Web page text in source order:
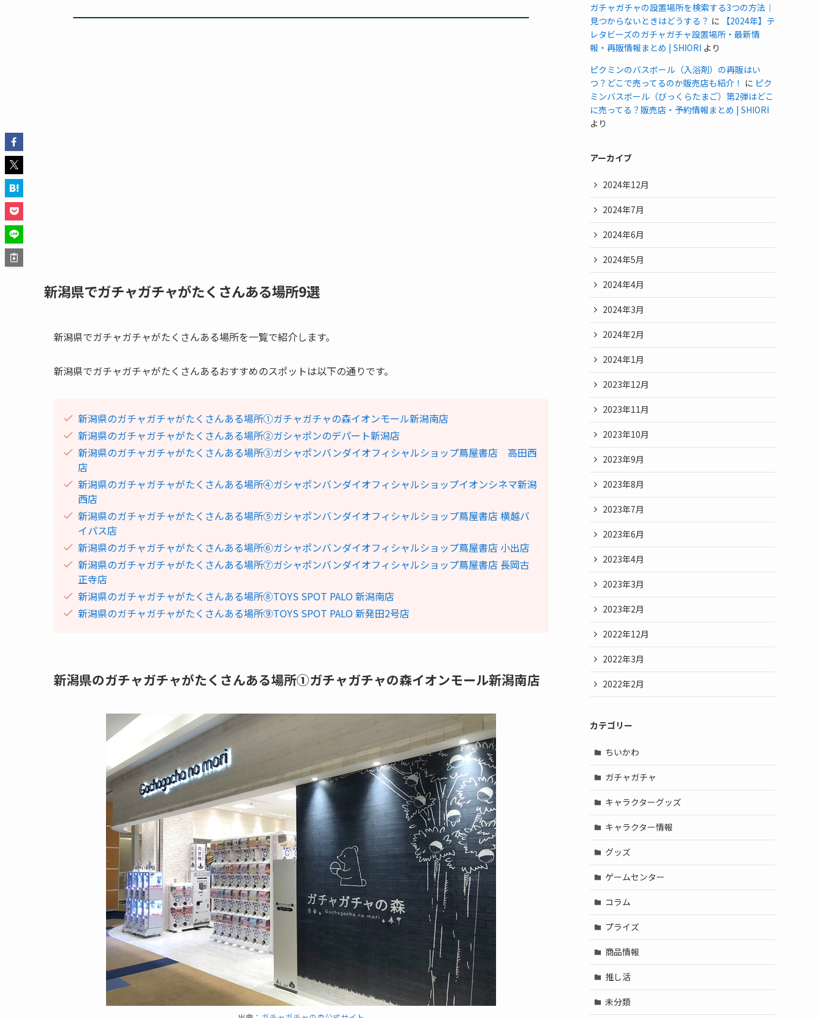
新潟県でガチャガチャがたくさんある場所9選
新潟県でガチャガチャがたくさんある場所を一覧で紹介します。
新潟県でガチャガチャがたくさんあるおすすめのスポットは以下の通りです。
新潟県のガチャガチャがたくさんある場所①ガチャガチャの森イオンモール新潟南店
新潟県のガチャガチャがたくさんある場所②ガシャポンのデパート新潟店
新潟県のガチャガチャがたくさんある場所③ガシャポンバンダイオフィシャルショップ蔦屋書店 高田西
店
新潟県のガチャガチャがたくさんある場所④ガシャポンバンダイオフィシャルショップイオンシネマ新潟
西店
新潟県のガチャガチャがたくさんある場所⑤ガシャポンバンダイオフィシャルショップ蔦屋書店 横越バ
イパス店
新潟県のガチャガチャがたくさんある場所⑥ガシャポンバンダイオフィシャルショップ蔦屋書店 小出店
新潟県のガチャガチャがたくさんある場所⑦ガシャポンバンダイオフィシャルショップ蔦屋書店 長岡古
正寺店
新潟県のガチャガチャがたくさんある場所⑧TOYS SPOT PALO 新潟南店
新潟県のガチャガチャがたくさんある場所⑨TOYS SPOT PALO 新発田2号店
新潟県のガチャガチャがたくさんある場所①ガチャガチャの森イオンモール新潟南店
ガチャガチャの設置場所を検索する3つの方法｜
見つからないときはどうする？ に
【2024年】テ
レタビーズのガチャガチャ設置場所・最新情
報・再販情報まとめ | SHIORI より
ピクミンのバスボール（入浴剤）の再販はい
つ？どこで売ってるのか販売店も紹介！ に ピク
ミンバスボール（びっくらたまご）第2弾はどこ
に売ってる？販売店・予約情報まとめ | SHIORI
より
アーカイブ
2024年12月
2024年7月
2024年6月
2024年5月
2024年4月
2024年3月
2024年2月
2024年1月
2023年12月
2023年11月
2023年10月
2023年9月
2023年8月
2023年7月
2023年6月
2023年4月
2023年3月
2023年2月
2022年12月
2022年3月
2022年2月
カテゴリー
ちいかわ
ガチャガチャ
キャラクターグッズ
キャラクター情報
グッズ
ゲームセンター
コラム
プライズ
商品情報
推し活
未分類